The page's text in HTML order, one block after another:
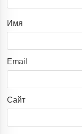
Имя
Email
Сайт